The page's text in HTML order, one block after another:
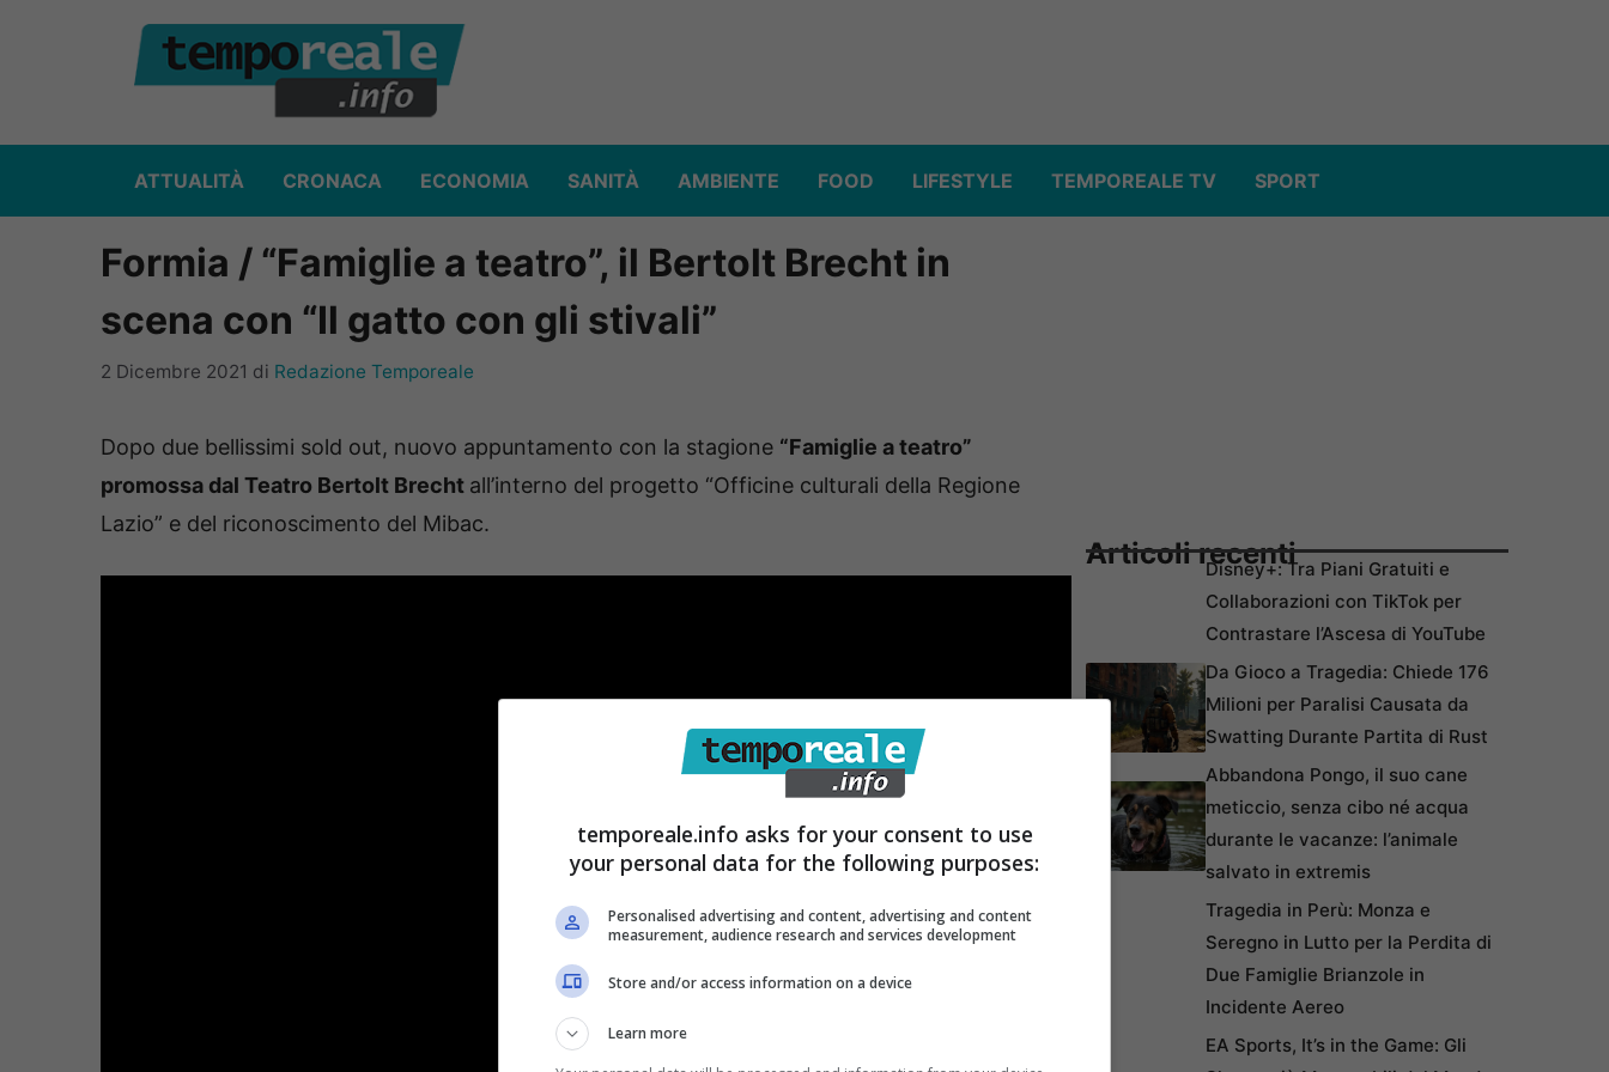
ATTUALITÀ CRONACA ECONOMIA SANITÀ AMBIENTE FOOD LIFESTYLE TEMPOREALE TV SPORT
Formia / “Famiglie a teatro”, il Bertolt Brecht in
scena con “Il gatto con gli stivali”
2 Dicembre 2021 di Redazione Temporeale
Dopo due bellissimi sold out, nuovo appuntamento con la stagione “Famiglie a teatro”
promossa dal Teatro Bertolt Brecht all’interno del progetto “Officine culturali della Regione
Lazio” e del riconoscimento del Mibac.
Articoli recentiDisney+: Tra Piani Gratuiti e
Collaborazioni con TikTok per
Contrastare l’Ascesa di YouTube
Da Gioco a Tragedia: Chiede 176
Milioni per Paralisi Causata da
Swatting Durante Partita di Rust
Abbandona Pongo, il suo cane
meticcio, senza cibo né acqua
durante le vacanze: l’animale
salvato in extremis
Tragedia in Perù: Monza e
Seregno in Lutto per la Perdita di
Due Famiglie Brianzole in
Incidente Aereo
EA Sports, It’s in the Game: Gli
temporeale.info asks for your consent to use
your personal data for the following purposes:
Personalised advertising and content, advertising and content
measurement, audience research and services development
Store and/or access information on a device
Learn more